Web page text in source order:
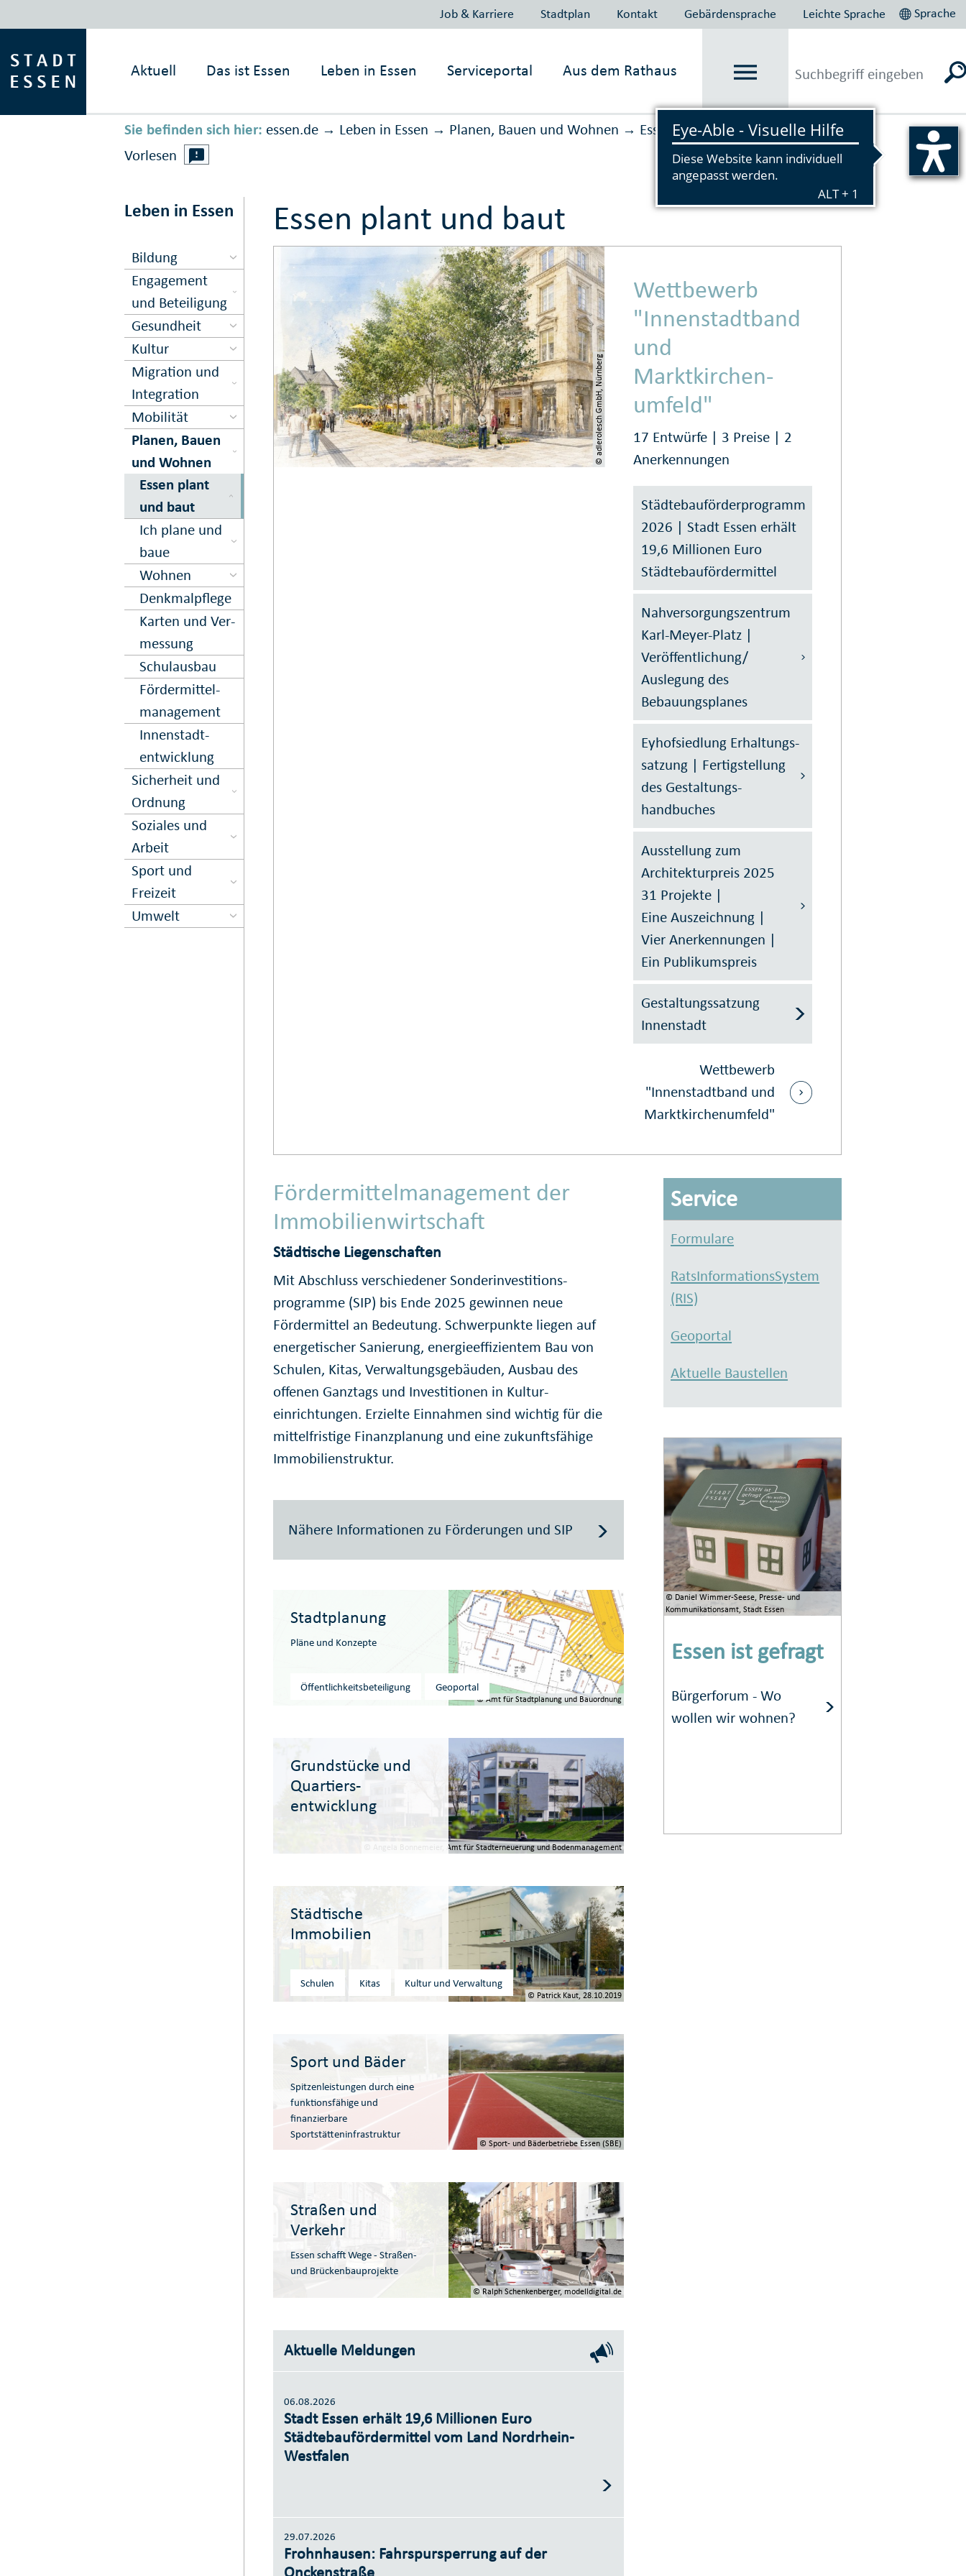
Job & Karriere Stadtplan Kontakt Gebärdensprache Leichte Sprache Sprache
Aktuell Das ist Essen Leben in Essen Serviceportal Aus dem Rathaus
Sie befinden sich hier: essen.de → Leben in Essen → Planen, Bauen und Wohnen → Essen plant und baut
Vorlesen
Leben in Essen
Bildung
Engagement
und Beteiligung
Gesundheit
Kultur
Migration und
Inte­gration
Mobilität
Planen, Bauen
und Wohnen
Essen plant
und baut
Ich plane und
baue
Wohnen
Denkmal­pflege
Karten und Ver­
messung
Schulausbau
Förder­mittel­
management
Innen­stadt­
entwick­lung
Sicher­heit und
Ord­nung
Soziales und
Arbeit
Sport und
Freizeit
Umwelt
Essen plant und baut
© adlerolesch GmbH, Nürnberg
Wettbewerb
"Innenstadt­band
und
Marktkirchen­
umfeld"
17 Entwürfe | 3 Preise | 2
Anerkennungen
Städtebauförderprogramm
2026 | Stadt Essen erhält
19,6 Millionen Euro
Städtebaufördermittel
Nahversorgungs­zentrum
Karl-Meyer-Platz |
Veröffentlichung/
Auslegung des
Bebauungsplanes
Eyhofsiedlung Erhaltungs­
satzung | Fertig­stellung
des Gestaltungs­
handbuches
Ausstellung zum
Architekturpreis 2025
31 Projekte |
Eine Auszeichnung |
Vier Anerkennungen |
Ein Publikumspreis
Gestaltungssatzung
Innenstadt
Wettbewerb
"Innenstadt­band und
Marktkirchenumfeld"
Fördermittelmanagement der
Immobilienwirtschaft
Städtische Liegenschaften
Mit Abschluss verschiedener Sonderinvestitions­
programme (SIP) bis Ende 2025 gewinnen neue
Fördermittel an Bedeutung. Schwerpunkte liegen auf
energetischer Sanierung, energie­effizientem Bau von
Schulen, Kitas, Verwaltungs­gebäuden, Ausbau des
offenen Ganztags und Investitionen in Kultur­
einrichtungen. Erzielte Einnahmen sind wichtig für die
mittelfristige Finanzplanung und eine zukunftsfähige
Immobilienstruktur.
Nähere Informationen zu Förderungen und SIP
© Amt für Stadtplanung und Bauordnung
Stadtplanung
Pläne und Konzepte
Öffentlichkeitsbeteiligung Geoportal
© Angela Bonnemeier, Amt für Stadterneuerung und Bodenmanagement
Grundstücke und
Quartiers­
entwicklung
© Patrick Kaut, 28.10.2019
Städtische
Immobilien
Schulen Kitas Kultur und Verwaltung
© Sport- und Bäderbetriebe Essen (SBE)
Sport und Bäder
Spitzenleistungen durch eine
funktionsfähige und
finanzierbare
Sportstätteninfrastruktur
© Ralph Schenkenberger, modelldigital.de
Straßen und
Verkehr
Essen schafft Wege - Straßen-
und Brückenbauprojekte
Aktuelle Meldungen
06.08.2026
Stadt Essen erhält 19,6 Millionen Euro
Städtebaufördermittel vom Land Nordrhein-
Westfalen
29.07.2026
Frohnhausen: Fahrspursperrung auf der
Onckenstraße
Service
Formulare
RatsInformationsSystem
(RIS)
Geoportal
Aktuelle Baustellen
© Daniel Wimmer-Seese, Presse- und
Kommunikationsamt, Stadt Essen
Essen ist gefragt
Bürgerforum - Wo
wollen wir wohnen?